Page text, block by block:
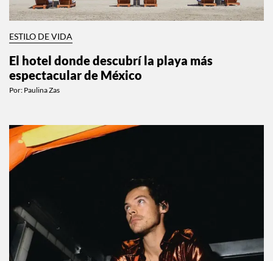
ESTILO DE VIDA
El hotel donde descubrí la playa más
espectacular de México
Por: Paulina Zas